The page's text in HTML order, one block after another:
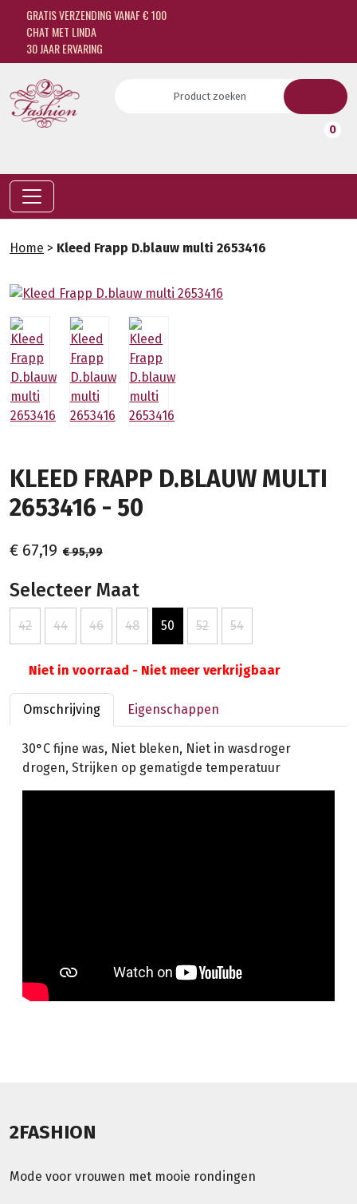
GRATIS VERZENDING VANAF € 100
CHAT MET LINDA
30 JAAR ERVARING
0
Home > Kleed Frapp D.blauw multi 2653416
KLEED FRAPP D.BLAUW MULTI
2653416 - 50
€ 67,19 € 95,99
Selecteer Maat
42 44 46 48 50 52 54
Niet in voorraad - Niet meer verkrijgbaar
Omschrijving Eigenschappen
30°C fijne was, Niet bleken, Niet in wasdroger
drogen, Strijken op gematigde temperatuur
2FASHION
Mode voor vrouwen met mooie rondingen